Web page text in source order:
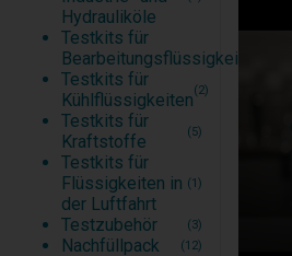
Hydrauliköle
Testkits für
Bearbeitungsflüssigkeiten
Testkits für
Kühlflüssigkeiten(2)
Testkits für
Kraftstoffe
(5)
Testkits für
Flüssigkeiten in
der Luftfahrt
(1)
Testzubehör (3)
Nachfüllpack (12)